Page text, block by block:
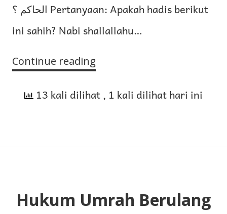
الحاكم ؟ Pertanyaan: Apakah hadis berikut
ini sahih? Nabi shallallahu…
Continue reading
Kuat
13 kali dilihat, 1 kali dilihat hari ini
Hukum Umrah Berulang